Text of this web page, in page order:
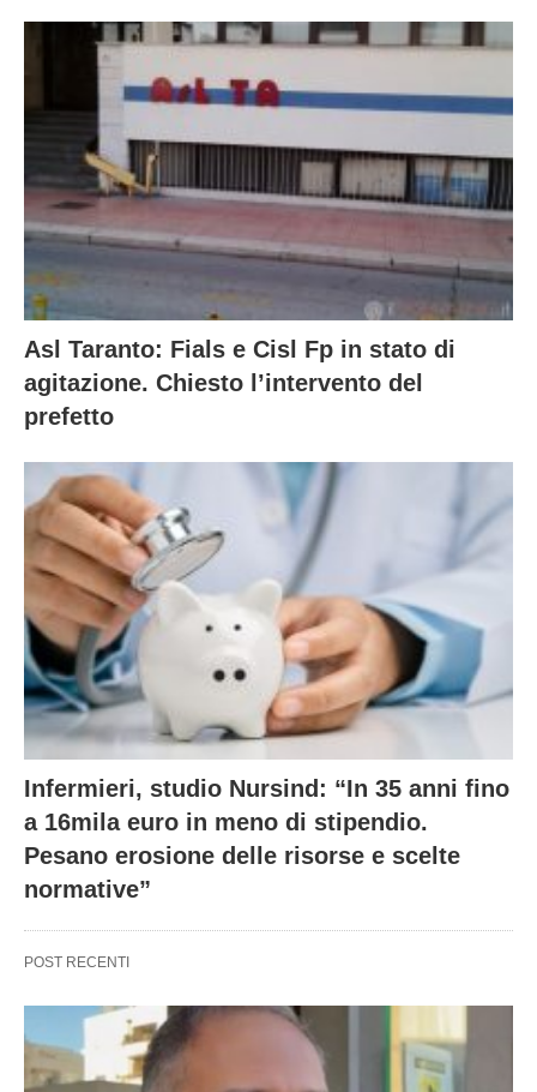
Asl Taranto: Fials e Cisl Fp in stato di
agitazione. Chiesto l’intervento del
prefetto
Infermieri, studio Nursind: “In 35 anni fino
a 16mila euro in meno di stipendio.
Pesano erosione delle risorse e scelte
normative”
POST RECENTI